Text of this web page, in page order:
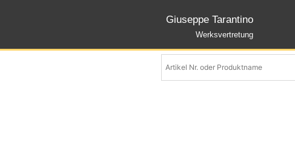
Giuseppe Tarantino
Werksvertretung